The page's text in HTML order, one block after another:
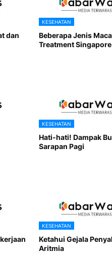
dan
KESEHATAN
Beberapa Jenis
Treatment Singapore
KESEHATAN
Hati-hati! Dampak
Sarapan Pagi
KESEHATAN
Ketahui Gejala
Aritmia